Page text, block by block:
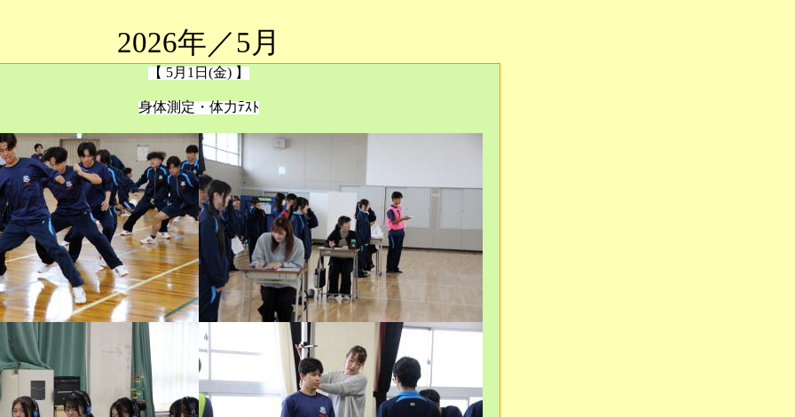
2026年／5月
【 5月1日(金) 】
身体測定・体力ﾃｽﾄ